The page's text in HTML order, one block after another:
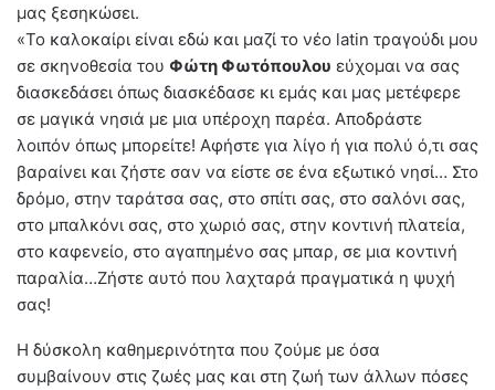
μας ξεσηκώσει.
«To καλοκαίρι είναι εδώ και μαζί το νέο latin τραγούδι μου
σε σκηνοθεσία του Φώτη Φωτόπουλου εύχομαι να σας
διασκεδάσει όπως διασκέδασε κι εμάς και μας μετέφερε
σε μαγικά νησιά με μια υπέροχη παρέα. Αποδράστε
λοιπόν όπως μπορείτε! Αφήστε για λίγο ή για πολύ ό,τι σας
βαραίνει και ζήστε σαν να είστε σε ένα εξωτικό νησί… Στο
δρόμο, στην ταράτσα σας, στο σπίτι σας, στο σαλόνι σας,
στο μπαλκόνι σας, στο χωριό σας, στην κοντινή πλατεία,
στο καφενείο, στο αγαπημένο σας μπαρ, σε μια κοντινή
παραλία…Ζήστε αυτό που λαχταρά πραγματικά η ψυχή
σας!
H δύσκολη καθημερινότητα που ζούμε με όσα
συμβαίνουν στις ζωές μας και στη ζωή των άλλων πόσες